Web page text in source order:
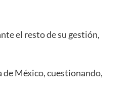
el resto de su gestión,
México, cuestionando,